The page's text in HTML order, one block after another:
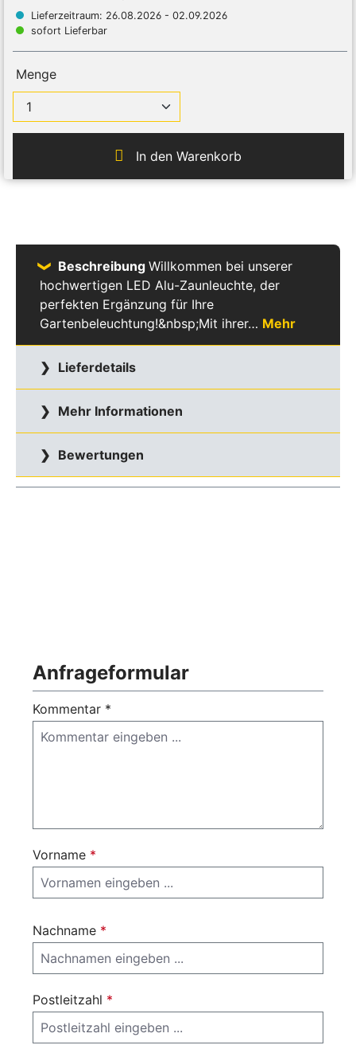
Lieferzeitraum: 26.08.2026 - 02.09.2026
sofort Lieferbar
Menge
In den Warenkorb
Beschreibung Willkommen bei unserer
hochwertigen LED Alu-Zaunleuchte, der
perfekten Ergänzung für Ihre
Gartenbeleuchtung!&nbsp;Mit ihrer… Mehr
Lieferdetails
Mehr Informationen
Bewertungen
Anfrageformular
Kommentar *
Vorname *
Nachname *
Postleitzahl *